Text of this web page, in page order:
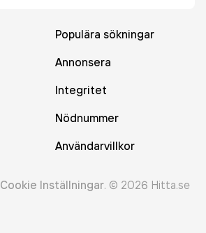
Populära sökningar
Annonsera
Integritet
Nödnummer
Användarvillkor
Cookie Inställningar. © 2026 Hitta.se